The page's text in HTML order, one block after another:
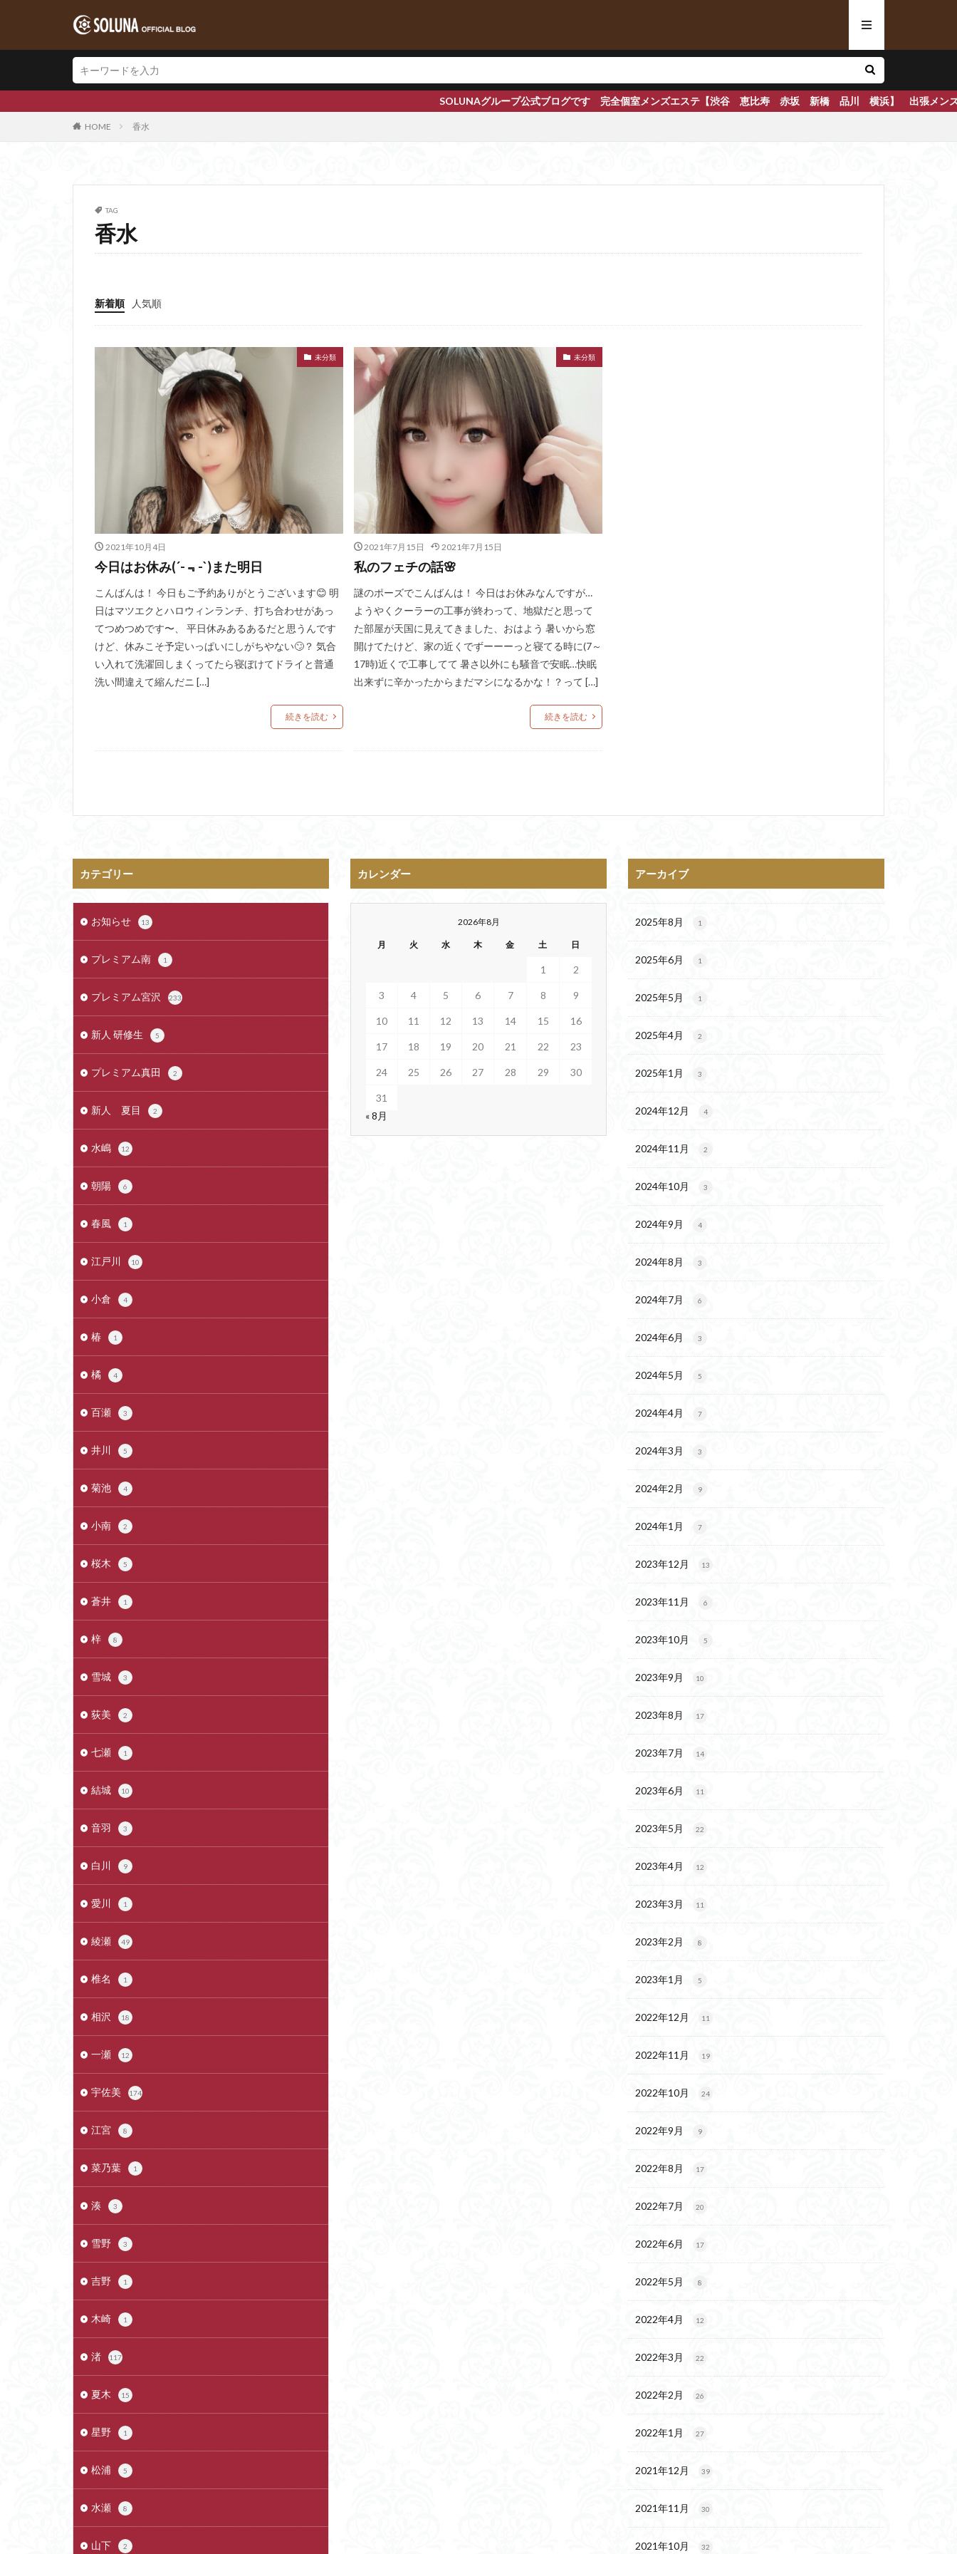
SOLUNAグループ公式ブログです 完全個室メンズエステ【渋谷 恵比寿 赤坂 新橋 品川 横浜】 出張メンズエステ【東京 横浜】 鍛
HOME 香水
TAG
香水
新着順 人気順
未分類
2021年10月4日
今日はお休み(´-﹃-`)また明日
こんばんは！ 今日もご予約ありがとうございます😊 明
日はマツエクとハロウィンランチ、打ち合わせがあっ
てつめつめです〜、 平日休みあるあるだと思うんです
けど、休みこそ予定いっぱいにしがちやない🙄？ 気合
い入れて洗濯回しまくってたら寝ぼけてドライと普通
洗い間違えて縮んだニ […]
続きを読む
未分類
2021年7月15日 2021年7月15日
私のフェチの話🌸
謎のポーズでこんばんは！ 今日はお休みなんですが…
ようやくクーラーの工事が終わって、地獄だと思って
た部屋が天国に見えてきました、おはよう 暑いから窓
開けてたけど、家の近くでずーーーっと寝てる時に(7～
17時)近くで工事してて 暑さ以外にも騒音で安眠…快眠
出来ずに辛かったからまだマシになるかな！？って […]
続きを読む
カテゴリー
お知らせ 13
プレミアム南 1
プレミアム宮沢 233
新人 研修生 5
プレミアム真田 2
新人 夏目 2
水嶋 12
朝陽 6
春風 1
江戸川 10
小倉 4
椿 1
橘 4
百瀬 3
井川 5
菊池 4
小南 2
桜木 5
蒼井 1
梓 8
雪城 3
荻美 2
七瀬 1
結城 10
音羽 3
白川 9
愛川 1
綾瀬 49
椎名 1
相沢 18
一瀬 12
宇佐美 174
江宮 8
菜乃葉 1
湊 3
雪野 3
吉野 1
木崎 1
渚 117
夏木 15
星野 1
松浦 5
水瀬 8
山下 2
カレンダー
2026年8月
月 火 水 木 金 土 日
1 2
3 4 5 6 7 8 9
10 11 12 13 14 15 16
17 18 19 20 21 22 23
24 25 26 27 28 29 30
31
« 8月
アーカイブ
2025年8月 1
2025年6月 1
2025年5月 1
2025年4月 2
2025年1月 3
2024年12月 4
2024年11月 2
2024年10月 3
2024年9月 4
2024年8月 3
2024年7月 6
2024年6月 3
2024年5月 5
2024年4月 7
2024年3月 3
2024年2月 9
2024年1月 7
2023年12月 13
2023年11月 6
2023年10月 5
2023年9月 10
2023年8月 17
2023年7月 14
2023年6月 11
2023年5月 22
2023年4月 12
2023年3月 11
2023年2月 8
2023年1月 5
2022年12月 11
2022年11月 19
2022年10月 24
2022年9月 9
2022年8月 17
2022年7月 20
2022年6月 17
2022年5月 8
2022年4月 12
2022年3月 22
2022年2月 26
2022年1月 27
2021年12月 39
2021年11月 30
2021年10月 32